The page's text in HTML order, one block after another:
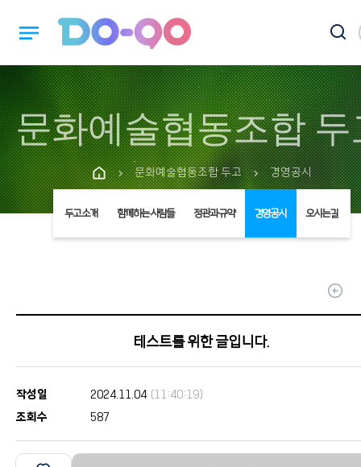
notes
문화예술협동조합 두
chevron_right 문화예술협동조합 두고 chevron_right 경영공시
두고 소개 함께하는 사람들 정관과 규약 경영공시 오시는길
arrow_circle_up
테스트를 위한 글입니다.
작성일 2024.11.04 (11:40:19)
조회수
587